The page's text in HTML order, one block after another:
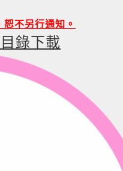
不另行通知。
錄下載